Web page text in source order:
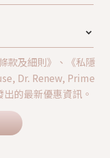
款及細則》、《私隱
Dr. Renew, Prime
的最新優惠資訊。